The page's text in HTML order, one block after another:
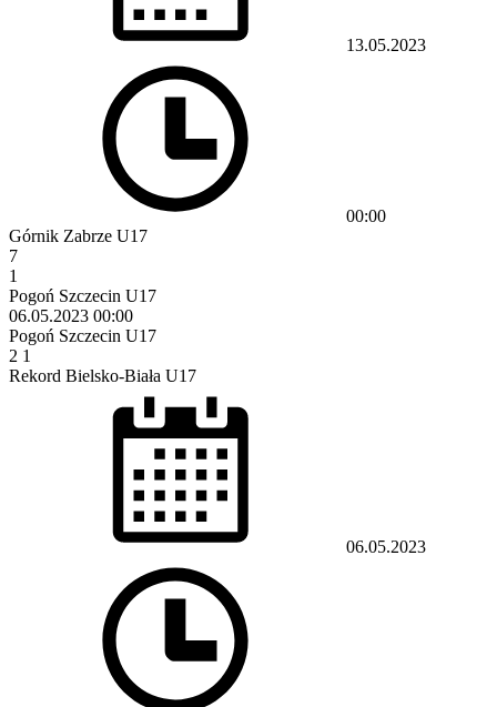
13.05.2023
00:00
Górnik Zabrze U17
7
1
Pogoń Szczecin U17
06.05.2023 00:00
Pogoń Szczecin U17
2 1
Rekord Bielsko-Biała U17
06.05.2023